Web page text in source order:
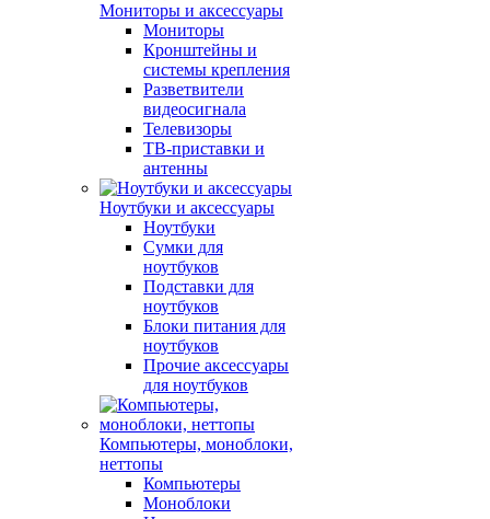
Мониторы и аксессуары
Мониторы
Кронштейны и
системы крепления
Разветвители
видеосигнала
Телевизоры
ТВ-приставки и
антенны
Ноутбуки и аксессуары
Ноутбуки
Сумки для
ноутбуков
Подставки для
ноутбуков
Блоки питания для
ноутбуков
Прочие аксессуары
для ноутбуков
Компьютеры, моноблоки,
неттопы
Компьютеры
Моноблоки